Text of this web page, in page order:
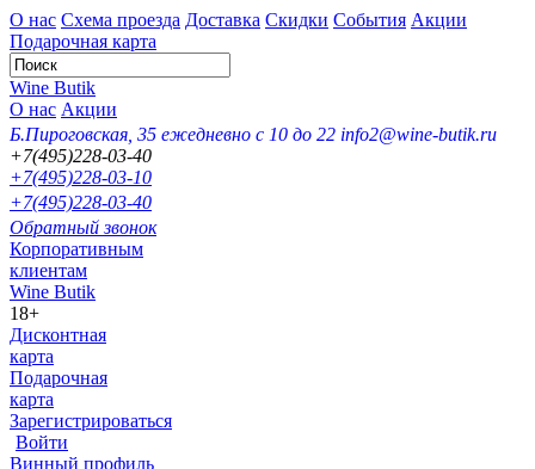
О нас Схема проезда Доставка Скидки События Акции
Подарочная карта
Wine Butik
О нас Акции
Б.Пироговская, 35 ежедневно с 10 до 22 info2@wine-butik.ru
+7(495)228-03-40
+7(495)228-03-10
+7(495)228-03-40
Обратный звонок
Корпоративным
клиентам
Wine Butik
18+
Дисконтная
карта
Подарочная
карта
Зарегистрироваться
Войти
Винный профиль